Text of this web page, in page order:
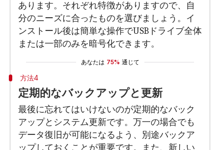
あります。それぞれ特徴がありますので、自
分のニーズに合ったものを選びましょう。イ
ンストール後は簡単な操作でUSBドライブ全体
または一部のみを暗号化できます。
あなたは 75% 通じて
方法4
定期的なバックアップと更新
最後に忘れてはいけないのが定期的なバック
アップとシステム更新です。万一の場合でも
データ復旧が可能になるよう、別途バックア
ップしておくことが重要です。また、新しい